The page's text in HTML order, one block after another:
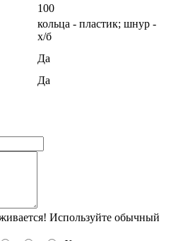
100
кольца - пластик; шнур -
х/б
Да
Да
Используйте обычный